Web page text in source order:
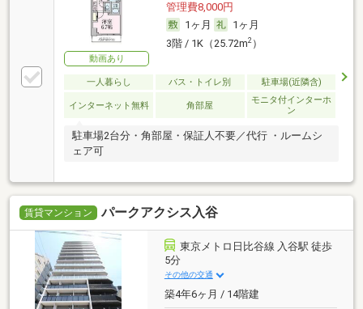
動画あり
管理費8,000円
1ヶ月
1ヶ月
3階 / 1K（25.72m2）
一人暮らし バス・トイレ別 駐車場(近隣含)
インターネット無料 角部屋
モニタ付インターホ
ン
駐車場2台分・角部屋・保証人不要／代行 ・ルームシ
ェア可
賃貸マンション パークアクシス入谷
東京メトロ日比谷線 入谷駅 徒歩
5分
その他の交通
築4年6ヶ月 / 14階建